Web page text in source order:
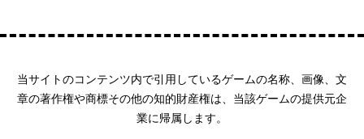
当サイトのコンテンツ内で引用しているゲームの名称、画像、文
章の著作権や商標その他の知的財産権は、当該ゲームの提供元企
業に帰属します。